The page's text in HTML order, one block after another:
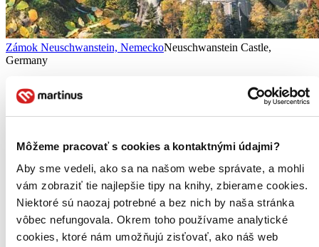
Môžeme pracovať s cookies a kontaktnými údajmi?
Aby sme vedeli, ako sa na našom webe správate, a mohli
vám zobraziť tie najlepšie tipy na knihy, zbierame cookies.
Niektoré sú naozaj potrebné a bez nich by naša stránka
vôbec nefungovala. Okrem toho používame analytické
cookies, ktoré nám umožňujú zisťovať, ako náš web
Zámok Neuschwanstein, NemeckoNeuschwanstein Castle,
Germany
Vypredané
nepredali posledné kusy.